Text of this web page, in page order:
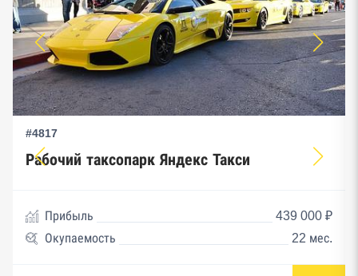
#4817
Рабочий таксопарк Яндекс Такси
Прибыль
439 000 ₽
Окупаемость
22 мес.